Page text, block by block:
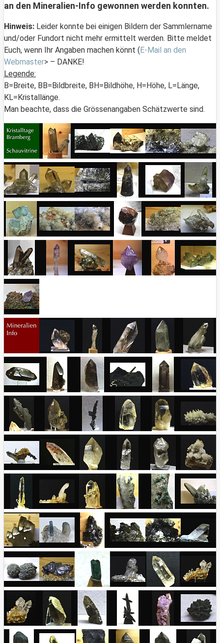
an den Mineralien-Info gewonnen werden konnten.
Hinweis: Leider konnte bei einigen Bildern der Sammlername
und/oder Fundort nicht mehr ermittelt werden. Bitte meldet
Euch, wenn Ihr Angaben machen könnt ( E-Mail an den
Webmaster> – DANKE!
Legende:
B=Breite, BB=Bildbreite, BH=Bildhöhe, H=Höhe, L=Länge,
KL=Kristallänge.
Man beachte, dass die Grössenangaben Schätzwerte sind.